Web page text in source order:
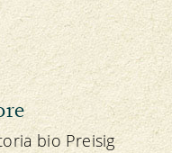
bio Preisig